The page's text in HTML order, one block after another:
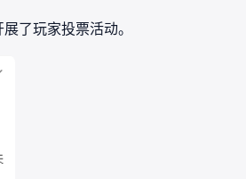
了玩家投票活动。